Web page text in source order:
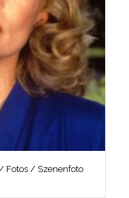
Fotos / Szenenfoto